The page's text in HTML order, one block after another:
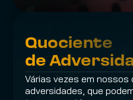
Quociente
de
Várias vezes em
adversidades, que